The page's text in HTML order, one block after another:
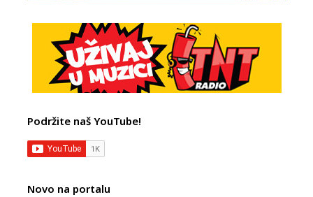
Podržite naš YouTube!
Novo na portalu